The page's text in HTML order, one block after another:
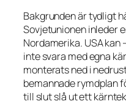
Bakgrunden är tydligt
Sovjetunionen inleder
Nordamerika. USA kan
inte svara med egna
monterats ned i
bemannade rymdplan
till slut slå ut ett